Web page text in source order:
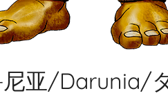
尼亚/Darunia/